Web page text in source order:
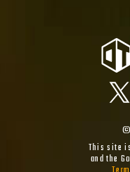
©
This site
and the